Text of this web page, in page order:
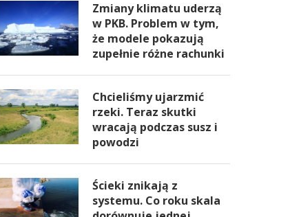
Zmiany klimatu uderzą
w PKB. Problem w tym,
że modele pokazują
zupełnie różne rachunki
Chcieliśmy ujarzmić
rzeki. Teraz skutki
wracają podczas susz i
powodzi
Ścieki znikają z
systemu. Co roku skala